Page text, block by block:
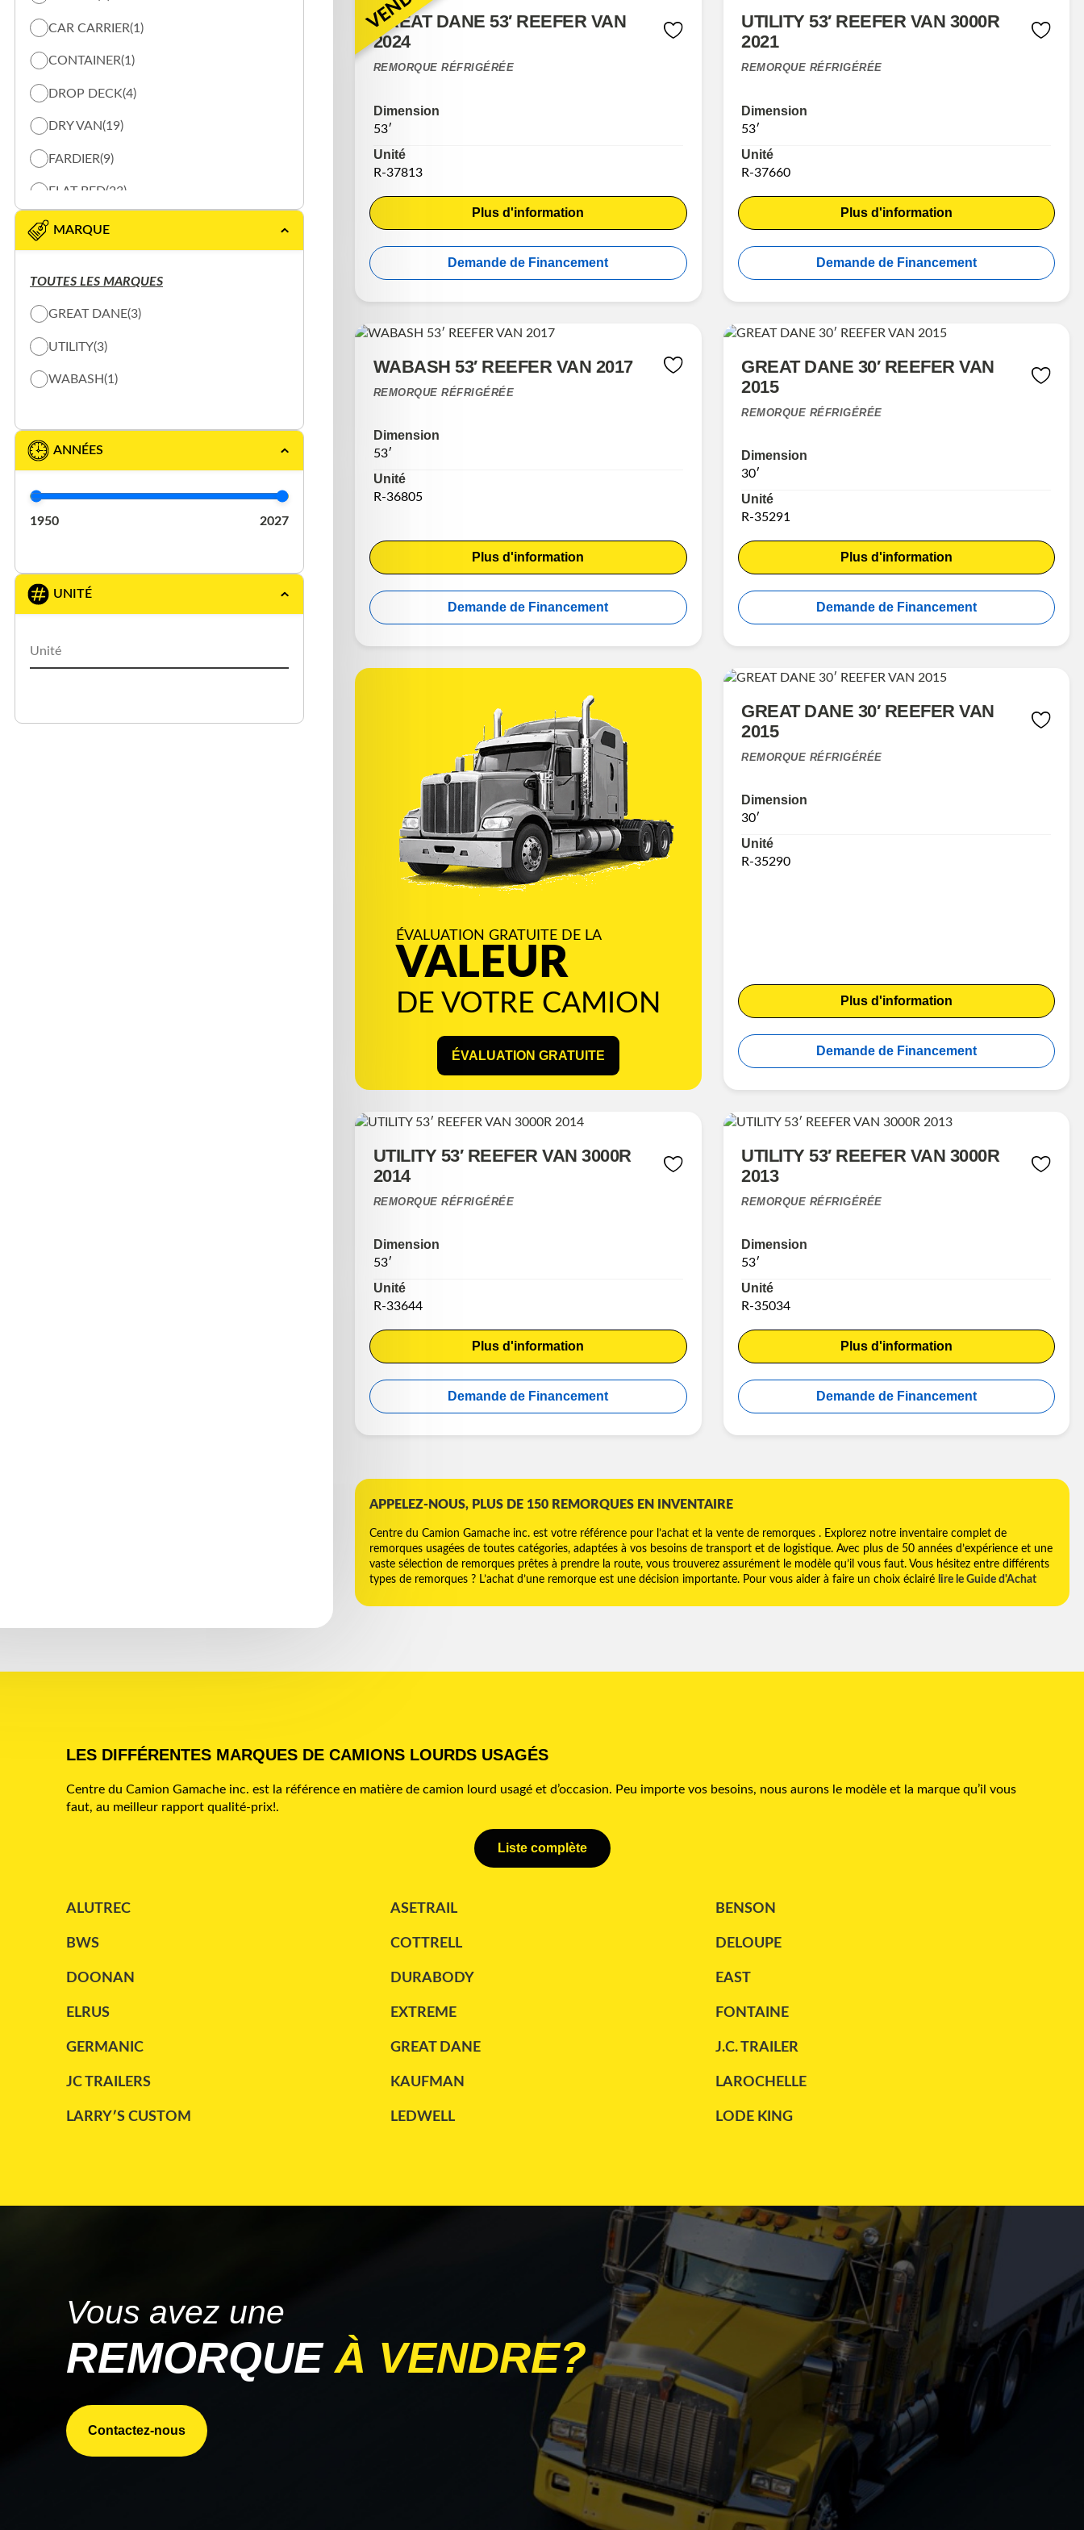
CAR CARRIER(1)
CONTAINER(1)
DROP DECK(4)
DRY VAN(19)
FARDIER(9)
FLAT BED(23)
LOG TRAILER
REMORQUE CHAUFFANTE
REMORQUE DOMPEUR
ROLL OFF
ROLLING TARP
STORAGE
MARQUE
TOUTES LES MARQUES
GREAT DANE(3)
UTILITY(3)
WABASH(1)
ANNÉES
1950 2027
UNITÉ
GREAT DANE 53′ REEFER VAN
2024
REMORQUE RÉFRIGÉRÉE
Dimension
53′
Unité
R-37813
Plus d'information
Demande de Financement
UTILITY 53′ REEFER VAN 3000R
2021
REMORQUE RÉFRIGÉRÉE
Dimension
53′
Unité
R-37660
Plus d'information
Demande de Financement
WABASH 53′ REEFER VAN 2017
REMORQUE RÉFRIGÉRÉE
Dimension
53′
Unité
R-36805
Plus d'information
Demande de Financement
GREAT DANE 30′ REEFER VAN
2015
REMORQUE RÉFRIGÉRÉE
Dimension
30′
Unité
R-35291
Plus d'information
Demande de Financement
ÉVALUATION GRATUITE DE LA
VALEUR
DE VOTRE CAMION
ÉVALUATION GRATUITE
GREAT DANE 30′ REEFER VAN
2015
REMORQUE RÉFRIGÉRÉE
Dimension
30′
Unité
R-35290
Plus d'information
Demande de Financement
UTILITY 53′ REEFER VAN 3000R
2014
REMORQUE RÉFRIGÉRÉE
Dimension
53′
Unité
R-33644
Plus d'information
Demande de Financement
UTILITY 53′ REEFER VAN 3000R
2013
REMORQUE RÉFRIGÉRÉE
Dimension
53′
Unité
R-35034
Plus d'information
Demande de Financement
APPELEZ-NOUS, PLUS DE 150 REMORQUES EN INVENTAIRE
Centre du Camion Gamache inc. est votre référence pour l’achat et la vente de remorques . Explorez notre inventaire complet de
remorques usagées de toutes catégories, adaptées à vos besoins de transport et de logistique. Avec plus de 50 années d’expérience et une
vaste sélection de remorques prêtes à prendre la route, vous trouverez assurément le modèle qu’il vous faut. Vous hésitez entre différents
types de remorques ? L’achat d’une remorque est une décision importante. Pour vous aider à faire un choix éclairé lire le Guide d'Achat
LES DIFFÉRENTES MARQUES DE CAMIONS LOURDS USAGÉS
Centre du Camion Gamache inc. est la référence en matière de camion lourd usagé et d’occasion. Peu importe vos besoins, nous aurons le modèle et la marque qu’il vous
faut, au meilleur rapport qualité-prix!.
Liste complète
ALUTREC ASETRAIL BENSON
BWS COTTRELL DELOUPE
DOONAN DURABODY EAST
ELRUS EXTREME FONTAINE
GERMANIC GREAT DANE J.C. TRAILER
JC TRAILERS KAUFMAN LAROCHELLE
LARRY′S CUSTOM LEDWELL LODE KING
TRAILEX
UTILITY
Vous avez une
REMORQUEÀ VENDRE?
Contactez-nous